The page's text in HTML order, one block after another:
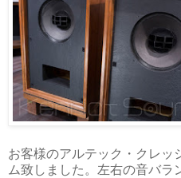
お客様のアルテック・クレッ
ム致しました。左右の音バラ